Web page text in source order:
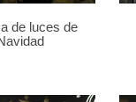
de luces de